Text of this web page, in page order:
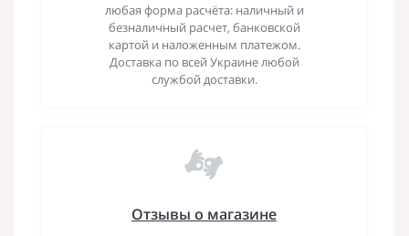
любая форма расчёта: наличный и
безналичный расчет, банковской
картой и наложенным платежом.
Доставка по всей Украине любой
службой доставки.
Отзывы о магазине